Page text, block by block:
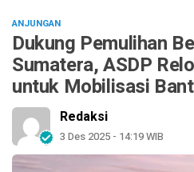
ANJUNGAN
Dukung Pemulihan
Sumatera, ASDP
untuk Mobilisasi
Redaksi
3 Des 2025 - 14:19 WIB